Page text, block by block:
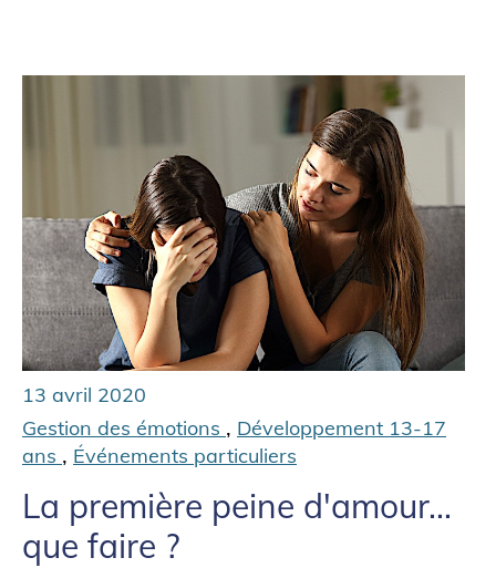
13 avril 2020
Gestion des émotions , Développement 13-17
ans , Événements particuliers
La première peine d'amour...
que faire ?